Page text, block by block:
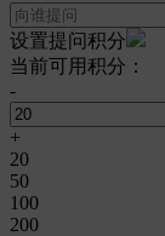
设置提问积分
当前可用积分：
-
+
20
50
100
200